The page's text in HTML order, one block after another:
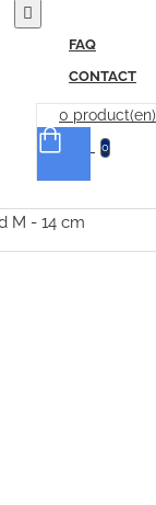
FAQ
CONTACT
0
0